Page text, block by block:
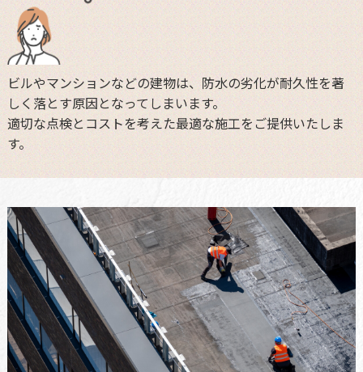
ビルやマンションなどの建物は、防水の劣化が耐久性を著
しく落とす原因となってしまいます。
適切な点検とコストを考えた最適な施工をご提供いたしま
す。